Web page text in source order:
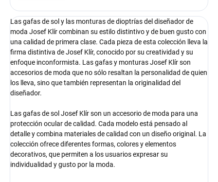
Las gafas de sol y las monturas de dioptrías del diseñador de
moda Josef Klír combinan su estilo distintivo y de buen gusto con
una calidad de primera clase. Cada pieza de esta colección lleva la
firma distintiva de Josef Klír, conocido por su creatividad y su
enfoque inconformista. Las gafas y monturas Josef Klír son
accesorios de moda que no sólo resaltan la personalidad de quien
los lleva, sino que también representan la originalidad del
diseñador.
Las gafas de sol Josef Klír son un accesorio de moda para una
protección ocular de calidad. Cada modelo está pensado al
detalle y combina materiales de calidad con un diseño original. La
colección ofrece diferentes formas, colores y elementos
decorativos, que permiten a los usuarios expresar su
individualidad y gusto por la moda.